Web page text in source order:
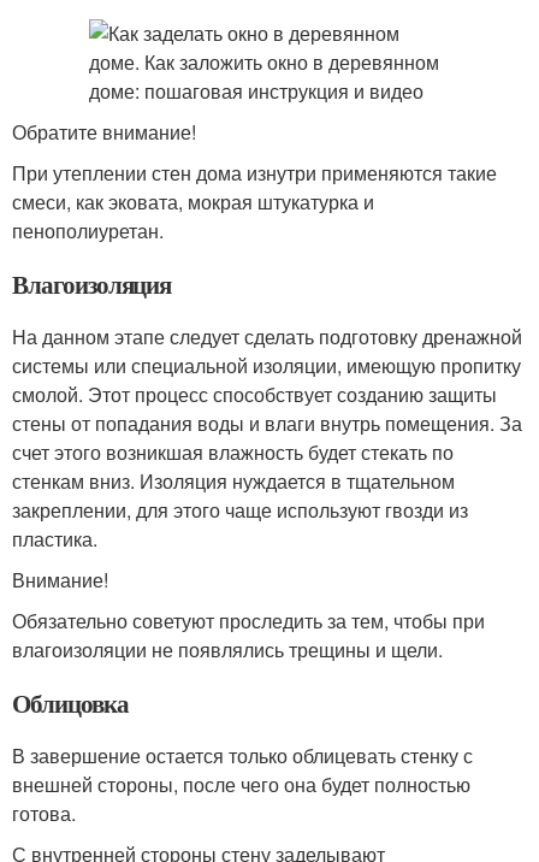
Обратите внимание!
При утеплении стен дома изнутри применяются такие
смеси, как эковата, мокрая штукатурка и
пенополиуретан.
Влагоизоляция
На данном этапе следует сделать подготовку дренажной
системы или специальной изоляции, имеющую пропитку
смолой. Этот процесс способствует созданию защиты
стены от попадания воды и влаги внутрь помещения. За
счет этого возникшая влажность будет стекать по
стенкам вниз. Изоляция нуждается в тщательном
закреплении, для этого чаще используют гвозди из
пластика.
Внимание!
Обязательно советуют проследить за тем, чтобы при
влагоизоляции не появлялись трещины и щели.
Облицовка
В завершение остается только облицевать стенку с
внешней стороны, после чего она будет полностью
готова.
С внутренней стороны стену заделывают